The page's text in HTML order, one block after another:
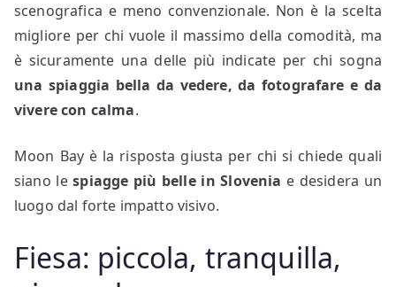
scenografica e meno convenzionale. Non è la scelta
migliore per chi vuole il massimo della comodità, ma
è sicuramente una delle più indicate per chi sogna
una spiaggia bella da vedere, da fotografare e da
vivere con calma.
Moon Bay è la risposta giusta per chi si chiede quali
siano lespiagge più belle in Slovenia e desidera un
luogo dal forte impatto visivo.
Fiesa: piccola, tranquilla,